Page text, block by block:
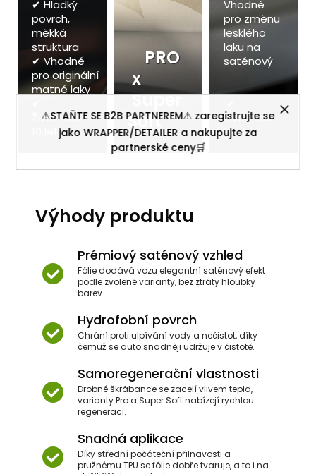
⚠️STAŇTE SE B2B PARTNEREM⚠️ zaregistrujte se
jako WRAPPER/DETAILER a nakupujte za
partnerské ceny🛒
✔ Hladký
povrch,
měkká
struktura
✔ Vhodné
pro originální
matné laky
Životnost:
10 let
PRO
x
Super
Soft
Vhodné
pro změnu
lesklého
laku na
saténový
Životnost:
8 let
Výhody produktu
Prémiový saténový vzhled
Fólie dodává vozu elegantní saténový efekt
podle zvolené varianty, bez ztráty hloubky
barev.
Hydrofobní povrch
Chrání proti ulpívání vody a nečistot, díky
čemuž se auto snadněji udržuje v čistotě.
Samoregenerační vlastnosti
Drobné škrábance se zacelí vlivem tepla,
varianty Pro a Super Soft nabízejí rychlou
regeneraci.
Snadná aplikace
Díky střední počáteční přilnavosti a
pružnému TPU se fólie dobře tvaruje, a to i na